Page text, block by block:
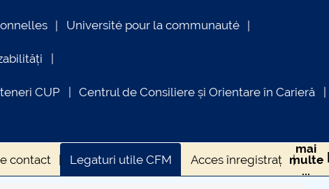
Université pour la communauté
CUP Centrul de Consiliere și Orientare în Carieră
contact Legaturi utile CFM Acces înregistrați
mai
multe
...